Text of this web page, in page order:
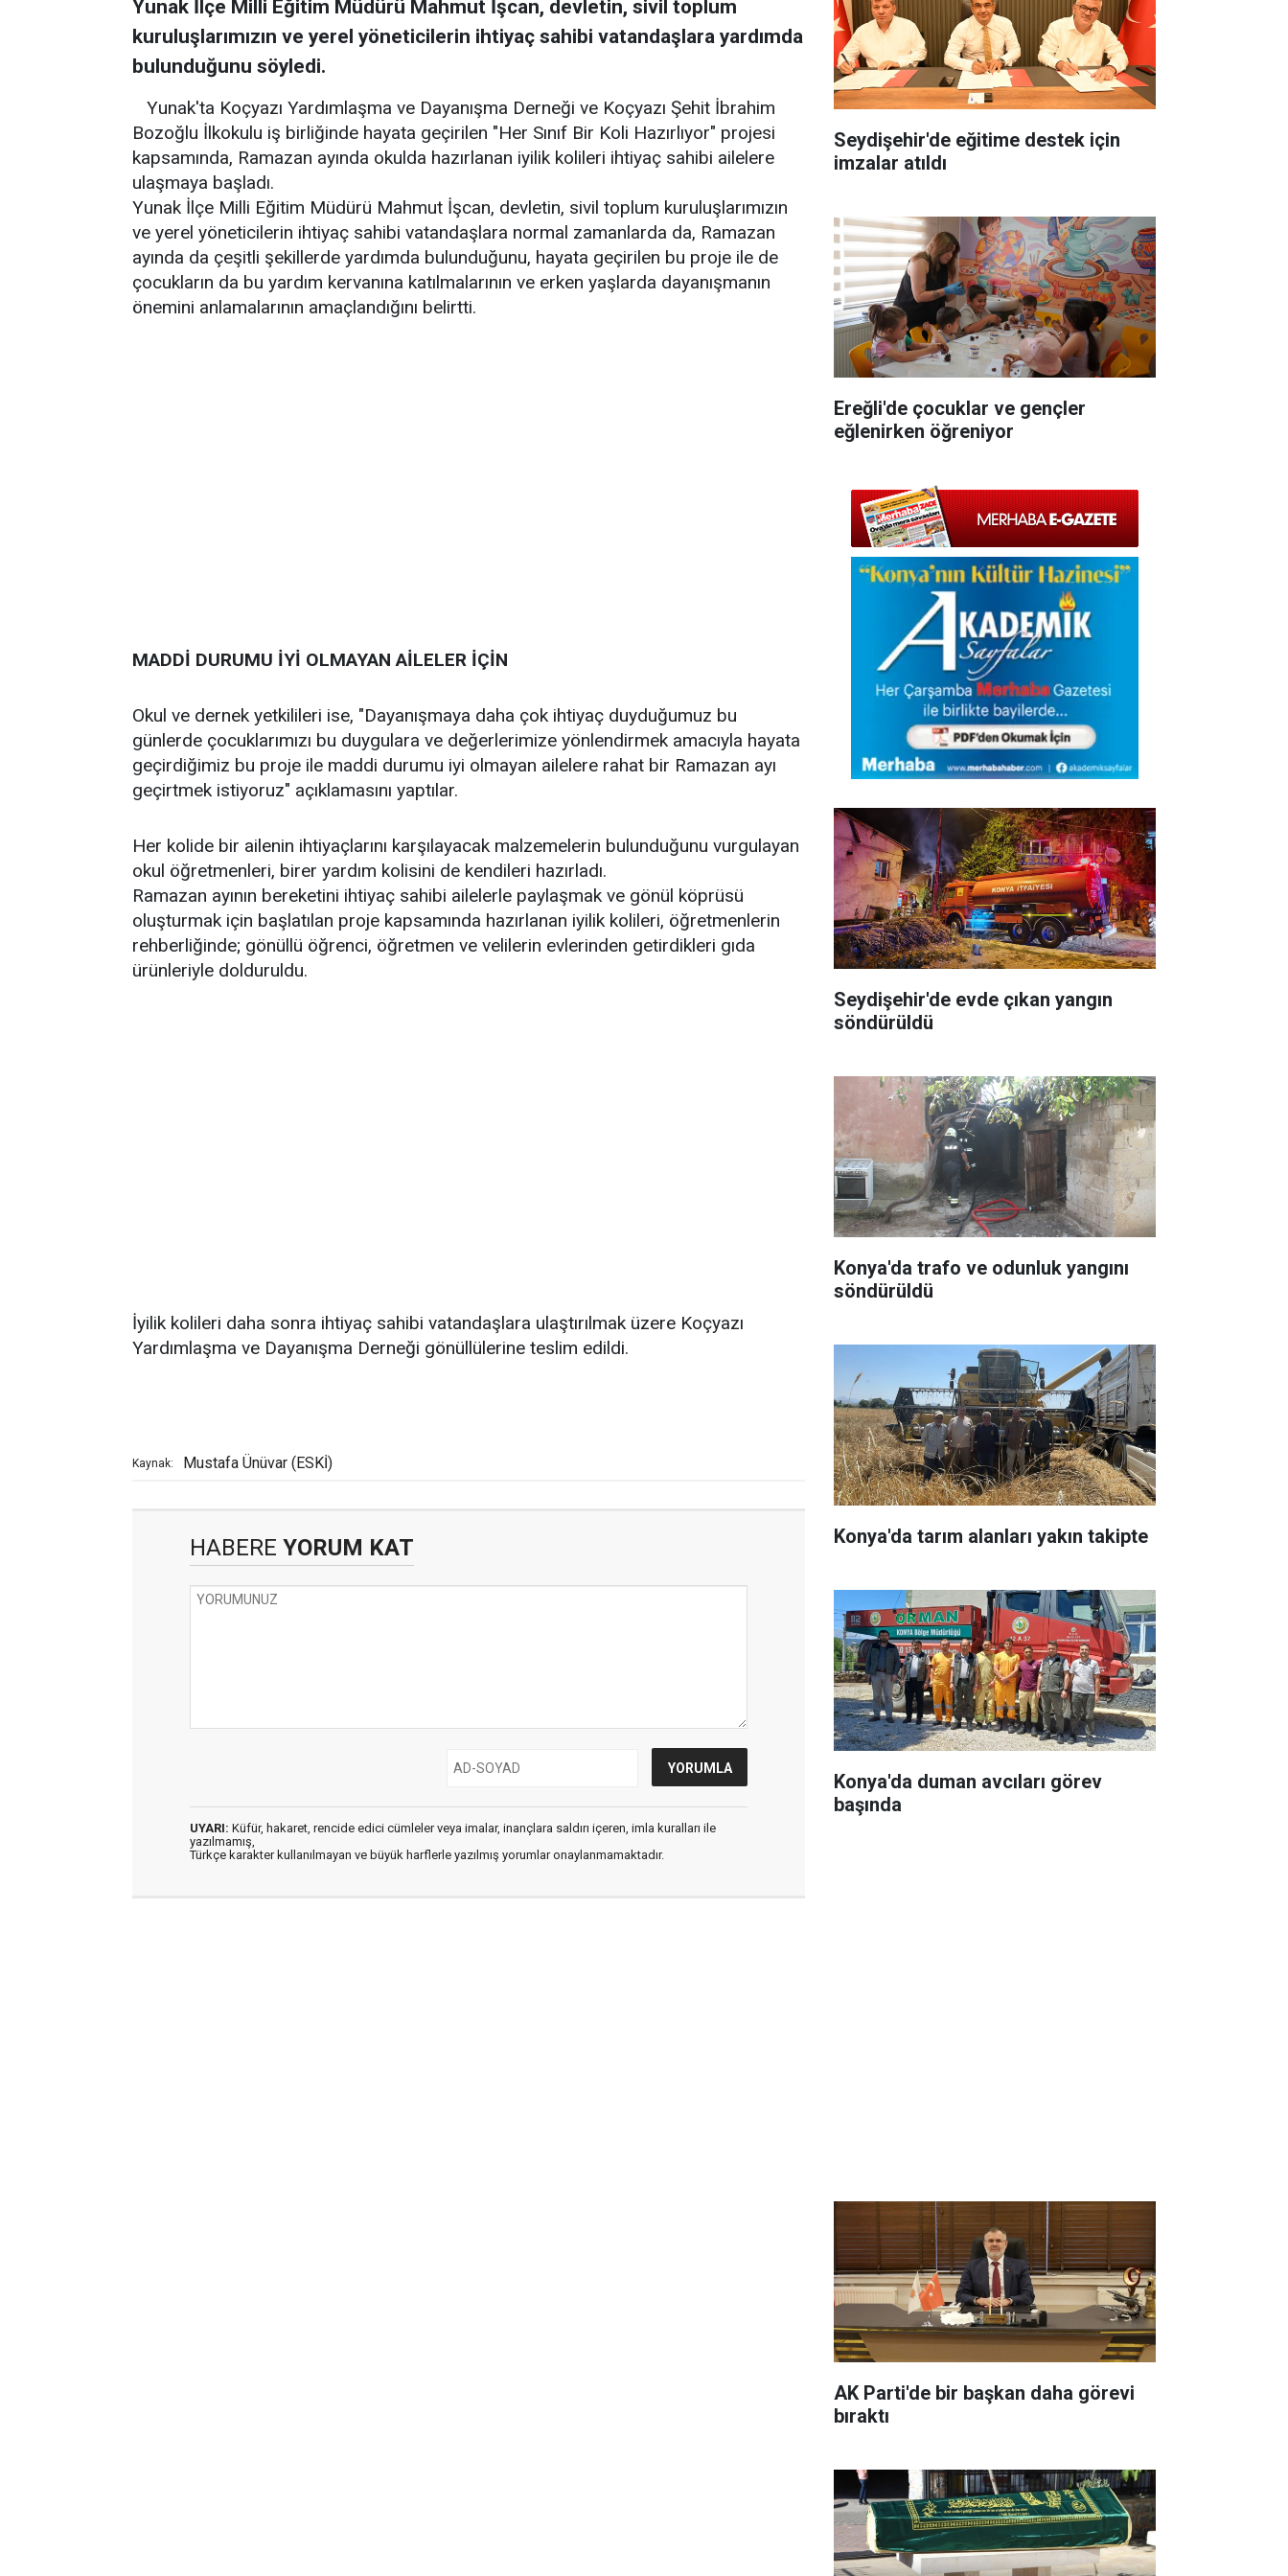
Yunak İlçe Milli Eğitim Müdürü Mahmut İşcan, devletin, sivil toplum
kuruluşlarımızın ve yerel yöneticilerin ihtiyaç sahibi vatandaşlara yardımda
bulunduğunu söyledi.
Yunak'ta Koçyazı Yardımlaşma ve Dayanışma Derneği ve Koçyazı Şehit İbrahim
Bozoğlu İlkokulu iş birliğinde hayata geçirilen "Her Sınıf Bir Koli Hazırlıyor" projesi
kapsamında, Ramazan ayında okulda hazırlanan iyilik kolileri ihtiyaç sahibi ailelere
ulaşmaya başladı.
Yunak İlçe Milli Eğitim Müdürü Mahmut İşcan, devletin, sivil toplum kuruluşlarımızın
ve yerel yöneticilerin ihtiyaç sahibi vatandaşlara normal zamanlarda da, Ramazan
ayında da çeşitli şekillerde yardımda bulunduğunu, hayata geçirilen bu proje ile de
çocukların da bu yardım kervanına katılmalarının ve erken yaşlarda dayanışmanın
önemini anlamalarının amaçlandığını belirtti.
MADDİ DURUMU İYİ OLMAYAN AİLELER İÇİN
Okul ve dernek yetkilileri ise, "Dayanışmaya daha çok ihtiyaç duyduğumuz bu
günlerde çocuklarımızı bu duygulara ve değerlerimize yönlendirmek amacıyla hayata
geçirdiğimiz bu proje ile maddi durumu iyi olmayan ailelere rahat bir Ramazan ayı
geçirtmek istiyoruz" açıklamasını yaptılar.
Her kolide bir ailenin ihtiyaçlarını karşılayacak malzemelerin bulunduğunu vurgulayan
okul öğretmenleri, birer yardım kolisini de kendileri hazırladı.
Ramazan ayının bereketini ihtiyaç sahibi ailelerle paylaşmak ve gönül köprüsü
oluşturmak için başlatılan proje kapsamında hazırlanan iyilik kolileri, öğretmenlerin
rehberliğinde; gönüllü öğrenci, öğretmen ve velilerin evlerinden getirdikleri gıda
ürünleriyle dolduruldu.
İyilik kolileri daha sonra ihtiyaç sahibi vatandaşlara ulaştırılmak üzere Koçyazı
Yardımlaşma ve Dayanışma Derneği gönüllülerine teslim edildi.
Kaynak: Mustafa Ünüvar (ESKİ)
HABERE YORUM KAT
UYARI: Küfür, hakaret, rencide edici cümleler veya imalar, inançlara saldırı içeren, imla kuralları ile
yazılmamış,
Türkçe karakter kullanılmayan ve büyük harflerle yazılmış yorumlar onaylanmamaktadır.
Seydişehir'de eğitime destek için
imzalar atıldı
Ereğli'de çocuklar ve gençler
eğlenirken öğreniyor
Seydişehir'de evde çıkan yangın
söndürüldü
Konya'da trafo ve odunluk yangını
söndürüldü
Konya'da tarım alanları yakın takipte
Konya'da duman avcıları görev
başında
AK Parti'de bir başkan daha görevi
bıraktı